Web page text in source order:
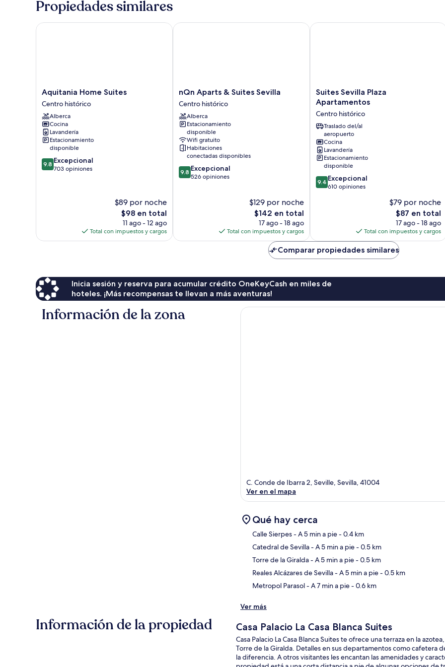
habitación
Propiedades similares
Aquitania
Home
Suites
Centro
histórico
Aquitania Home Suites
Centro histórico
Alberca
Cocina
Lavandería
Estacionamiento
disponible
9.8
de
9.8 Excepcional
703 opiniones
$89 por noche
El
precio
actual
es
$98 en total
11 ago - 12 ago
Total con impuestos y cargos
Aquitania Home Suites
nQn
Aparts
&
Suites
Sevilla
Centro
histórico
nQn Aparts & Suites Sevilla
Centro histórico
Alberca
Estacionamiento
disponible
Wifi gratuito
Habitaciones
conectadas disponibles
9.8
de
9.8 Excepcional
526 opiniones
$129 por noche
El
precio
actual
es
$142 en total
17 ago - 18 ago
Total con impuestos y cargos
nQn Aparts & Suites Sevilla
Suites
Sevilla
Plaza
Apartamentos
Centro
histórico
Suites Sevilla Plaza
Apartamentos
Centro histórico
Traslado del/al
aeropuerto
Cocina
Lavandería
Estacionamiento
disponible
9.4
de
9.4 Excepcional
610 opiniones
$79 por noche
El
precio
actual
es
de
$87
$87 en total
17 ago - 18 ago
Total con impuestos y cargos
Suites Sevilla Plaza Apartamentos
Comparar propiedades similares
Inicia sesión y reserva para acumular crédito OneKeyCash en miles de
hoteles. ¡Más recompensas te llevan a más aventuras!
Información de la zona
C. Conde de Ibarra 2, Seville, Sevilla, 41004
Ver en el mapa
Qué hay cerca
Calle Sierpes- A 5 min a pie- 0.4 km
Catedral de Sevilla- A 5 min a pie- 0.5 km
Torre de la Giralda- A 5 min a pie- 0.5 km
Reales Alcázares de Sevilla- A 5 min a pie- 0.5 km
Metropol Parasol- A 7 min a pie- 0.6 km
Ver más
Información de la propiedad Casa Palacio La Casa Blanca Suites
Casa Palacio La Casa Blanca Suites te ofrece una terraza en la
Torre de la Giralda. Detalles en sus departamentos como cafetera
la diferencia. A otros visitantes les encantan las amenidades y